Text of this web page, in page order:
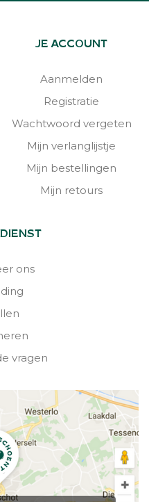
JE ACCOUNT
Aanmelden
Registratie
Wachtwoord vergeten
Mijn verlanglijstje
Mijn bestellingen
Mijn retours
ons
vragen